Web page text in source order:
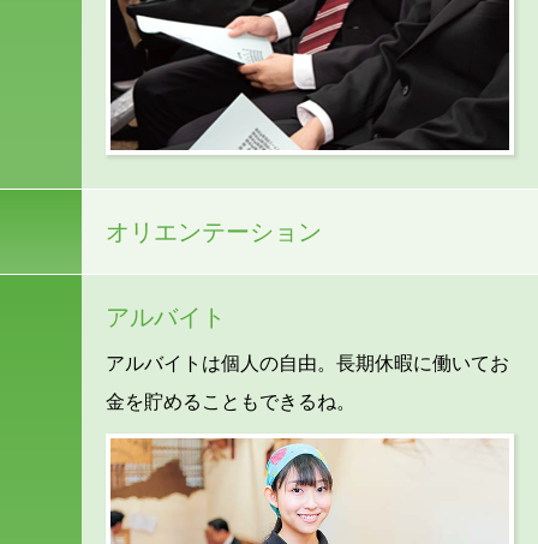
オリエンテーション
アルバイト
アルバイトは個人の自由。長期休暇に働いてお
金を貯めることもできるね。